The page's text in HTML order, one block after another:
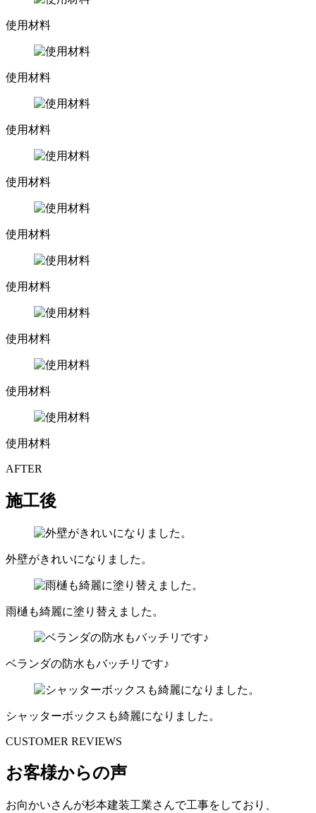
使用材料
使用材料
使用材料
使用材料
使用材料
使用材料
使用材料
使用材料
使用材料
AFTER
施工後
外壁がきれいになりました。
雨樋も綺麗に塗り替えました。
ベランダの防水もバッチリです♪
シャッターボックスも綺麗になりました。
CUSTOMER REVIEWS
お客様からの声
お向かいさんが杉本建装工業さんで工事をしており、